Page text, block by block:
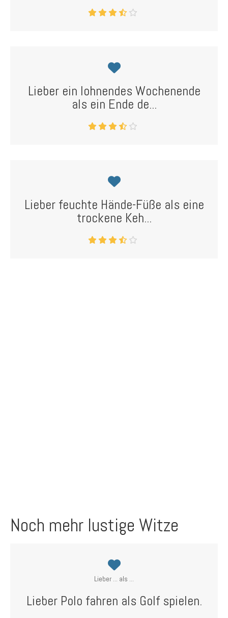
Lieber ein lohnendes Wochenende
als ein Ende de...
Lieber feuchte Hände-Füße als eine
trockene Keh...
Noch mehr lustige Witze
Lieber ... als ...
Lieber Polo fahren als Golf spielen.